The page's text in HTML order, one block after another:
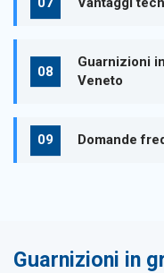
Guarnizioni
Veneto
Domande
Guarnizioni in